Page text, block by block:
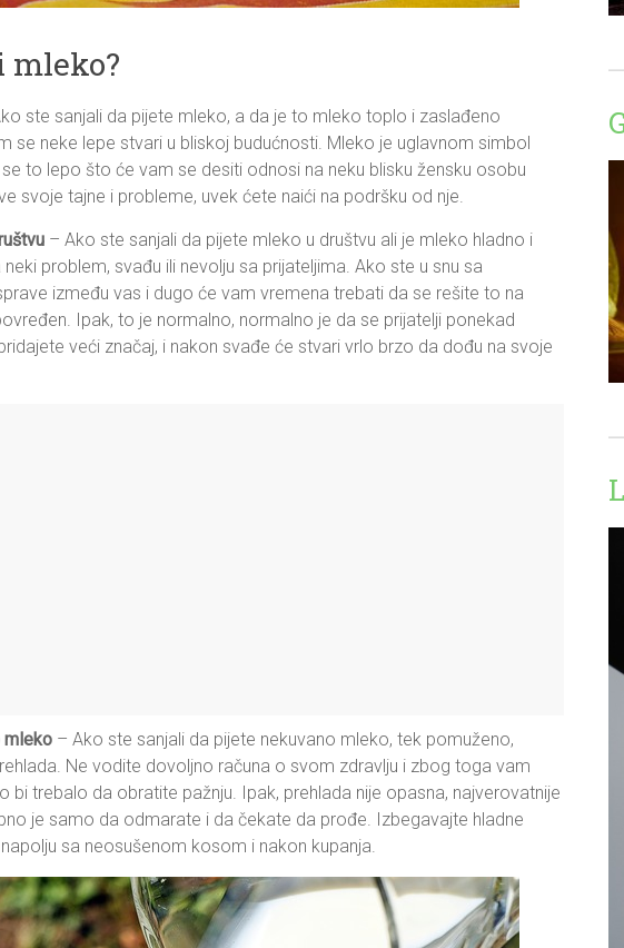
mleko?
ste sanjali da pijete mleko, a da je to mleko toplo i zaslađeno
se neke lepe stvari u bliskoj budućnosti. Mleko je uglavnom simbol
to lepo što će vam se desiti odnosi na neku blisku žensku osobu
svoje tajne i probleme, uvek ćete naići na podršku od nje.
– Ako ste sanjali da pijete mleko u društvu ali je mleko hladno i
problem, svađu ili nevolju sa prijateljima. Ako ste u snu sa
između vas i dugo će vam vremena trebati da se rešite to na
Ipak, to je normalno, normalno je da se prijatelji ponekad
veći značaj, i nakon svađe će stvari vrlo brzo da dođu na svoje
mleko – Ako ste sanjali da pijete nekuvano mleko, tek pomuženo,
Ne vodite dovoljno računa o svom zdravlju i zbog toga vam
bi trebalo da obratite pažnju. Ipak, prehlada nije opasna, najverovatnije
je samo da odmarate i da čekate da prođe. Izbegavajte hladne
sa neosušenom kosom i nakon kupanja.